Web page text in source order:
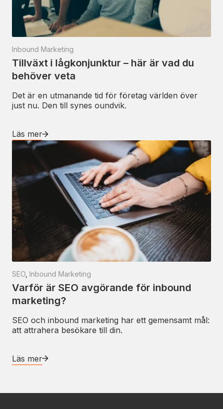
Inbound Marketing
Tillväxt i lågkonjunktur – här är vad du
behöver veta
Det är en utmanande tid för företag världen över
just nu. Den till synes oundvik.
Läs mer
SEO Inbound Marketing
Varför är SEO avgörande för inbound
marketing?
SEO och inbound marketing har ett gemensamt mål:
att attrahera besökare till din.
Läs mer